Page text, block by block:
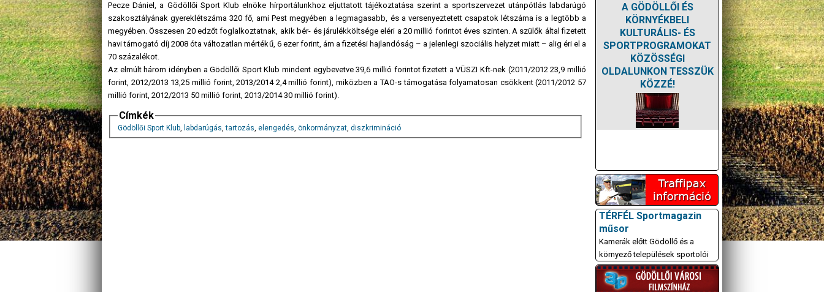
Pecze Dániel, a Gödöllői Sport Klub elnöke hírportálunkhoz eljuttatott tájékoztatása szerint a sportszervezet utánpótlás labdarúgó
szakosztályának gyereklétszáma 320 fő, ami Pest megyében a legmagasabb, és a versenyeztetett csapatok létszáma is a legtöbb a
megyében. Összesen 20 edzőt foglalkoztatnak, akik bér- és járulékköltsége eléri a 20 millió forintot éves szinten. A szülők által fizetett
havi támogató díj 2008 óta változatlan mértékű, 6 ezer forint, ám a fizetési hajlandóság – a jelenlegi szociális helyzet miatt – alig éri el a
70 százalékot.
Az elmúlt három idényben a Gödöllői Sport Klub mindent egybevetve 39,6 millió forintot fizetett a VÜSZI Kft-nek (2011/2012 23,9 millió
forint, 2012/2013 13,25 millió forint, 2013/2014 2,4 millió forint), miközben a TAO-s támogatása folyamatosan csökkent (2011/2012 57
millió forint, 2012/2013 50 millió forint, 2013/2014 30 millió forint).
Címkék
Gödöllői Sport Klub, labdarúgás,tartozás, elengedés, önkormányzat, diszkrimináció
A GÖDÖLLŐI ÉS
KÖRNYÉKBELI
KULTURÁLIS- ÉS
SPORTPROGRAMOKAT
KÖZÖSSÉGI
OLDALUNKON TESSZÜK
KÖZZÉ!
TÉRFÉL Sportmagazin
műsor
Kamerák előtt Gödöllő és a
környező települések sportolói